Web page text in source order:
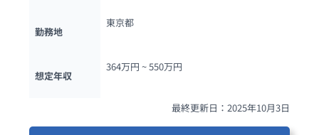
勤務地
東京都
想定年収
364万円 ~ 550万円
最終更新日：2025年10月3日